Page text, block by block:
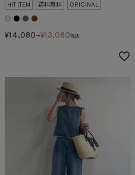
HIT ITEM 送料無料 ORIGINAL
¥14,080→¥13,080税込